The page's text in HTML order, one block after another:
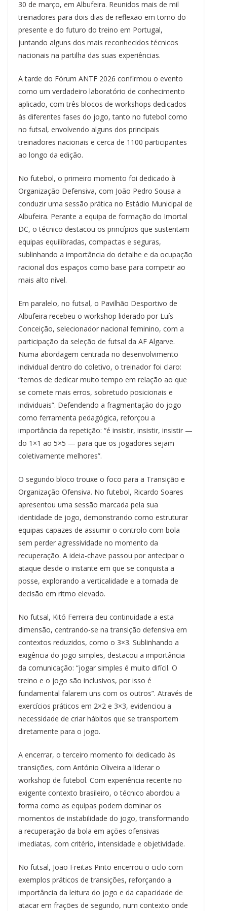
b
o
o
k
s
k
y
a
d
s
e
r
e
s
t
e
d
I
n
s
A
p
p
g
r
a
m
l t L
i
n
k
e
30 de março, em Albufeira. Reunidos mais de mil
treinadores para dois dias de reflexão em torno do
presente e do futuro do treino em Portugal,
juntando alguns dos mais reconhecidos técnicos
nacionais na partilha das suas experiências.
A tarde do Fórum ANTF 2026 confirmou o evento
como um verdadeiro laboratório de conhecimento
aplicado, com três blocos de workshops dedicados
às diferentes fases do jogo, tanto no futebol como
no futsal, envolvendo alguns dos principais
treinadores nacionais e cerca de 1100 participantes
ao longo da edição.
No futebol, o primeiro momento foi dedicado à
Organização Defensiva, com João Pedro Sousa a
conduzir uma sessão prática no Estádio Municipal de
Albufeira. Perante a equipa de formação do Imortal
DC, o técnico destacou os princípios que sustentam
equipas equilibradas, compactas e seguras,
sublinhando a importância do detalhe e da ocupação
racional dos espaços como base para competir ao
mais alto nível.
Em paralelo, no futsal, o Pavilhão Desportivo de
Albufeira recebeu o workshop liderado por Luís
Conceição, selecionador nacional feminino, com a
participação da seleção de futsal da AF Algarve.
Numa abordagem centrada no desenvolvimento
individual dentro do coletivo, o treinador foi claro:
“temos de dedicar muito tempo em relação ao que
se comete mais erros, sobretudo posicionais e
individuais”. Defendendo a fragmentação do jogo
como ferramenta pedagógica, reforçou a
importância da repetição: “é insistir, insistir, insistir —
do 1×1 ao 5×5 — para que os jogadores sejam
coletivamente melhores”.
O segundo bloco trouxe o foco para a Transição e
Organização Ofensiva. No futebol, Ricardo Soares
apresentou uma sessão marcada pela sua
identidade de jogo, demonstrando como estruturar
equipas capazes de assumir o controlo com bola
sem perder agressividade no momento da
recuperação. A ideia-chave passou por antecipar o
ataque desde o instante em que se conquista a
posse, explorando a verticalidade e a tomada de
decisão em ritmo elevado.
No futsal, Kitó Ferreira deu continuidade a esta
dimensão, centrando-se na transição defensiva em
contextos reduzidos, como o 3×3. Sublinhando a
exigência do jogo simples, destacou a importância
da comunicação: “jogar simples é muito difícil. O
treino e o jogo são inclusivos, por isso é
fundamental falarem uns com os outros”. Através de
exercícios práticos em 2×2 e 3×3, evidenciou a
necessidade de criar hábitos que se transportem
diretamente para o jogo.
A encerrar, o terceiro momento foi dedicado às
transições, com António Oliveira a liderar o
workshop de futebol. Com experiência recente no
exigente contexto brasileiro, o técnico abordou a
forma como as equipas podem dominar os
momentos de instabilidade do jogo, transformando
a recuperação da bola em ações ofensivas
imediatas, com critério, intensidade e objetividade.
No futsal, João Freitas Pinto encerrou o ciclo com
exemplos práticos de transições, reforçando a
importância da leitura do jogo e da capacidade de
atacar em frações de segundo, num contexto onde